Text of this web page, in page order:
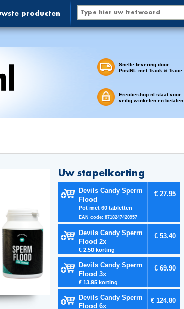
producten
Snelle levering door
PostNL met Track & Trace.
Erectieshop.nl staat voor
veilig winkelen en betalen.
Uw stapelkorting
Devils Candy Sperm
Flood
Pot met 60 tabletten
EAN code: 8718247420957
€ 27.95
Devils Candy Sperm
Flood 2x
€ 2.50 korting
€ 53.40
Devils Candy Sperm
Flood 3x
€ 13.95 korting
€ 69.90
Devils Candy Sperm
Flood 6x
€ 124.80